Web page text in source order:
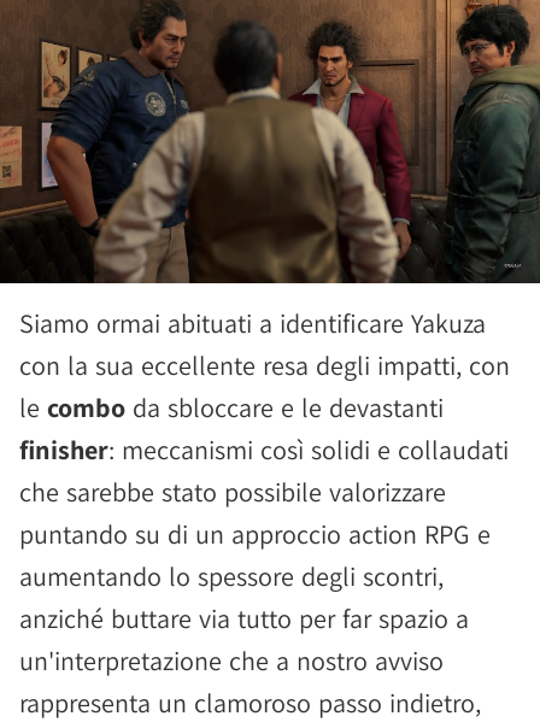
Siamo ormai abituati a identificare Yakuza
con la sua eccellente resa degli impatti, con
le combo da sbloccare e le devastanti
finisher: meccanismi così solidi e collaudati
che sarebbe stato possibile valorizzare
puntando su di un approccio action RPG e
aumentando lo spessore degli scontri,
anziché buttare via tutto per far spazio a
un'interpretazione che a nostro avviso
rappresenta un clamoroso passo indietro,